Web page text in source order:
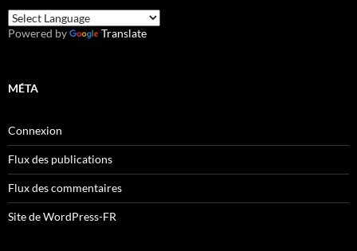
Powered by Translate
MÉTA
Connexion
Flux des publications
Flux des commentaires
Site de WordPress-FR